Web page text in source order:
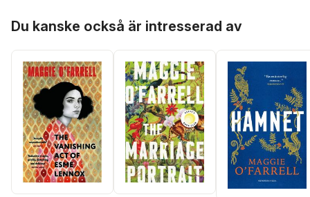
Du kanske också är intresserad av